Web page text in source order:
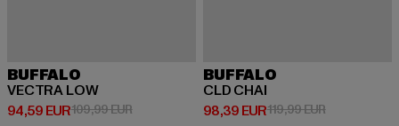
BUFFALO
VECTRA LOW
94,59 EUR
Prix courant: 94,59 EUR
109,99 EURPrix en promotion: 109,99 EUR
BUFFALO
CLD CHAI
98,39 EUR
Prix courant: 98,39 EUR
119,99 EURPrix en